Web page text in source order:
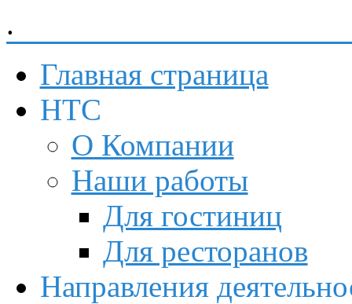
.
Главная страница
НТС
О Компании
Наши работы
Для гостиниц
Для ресторанов
Направления